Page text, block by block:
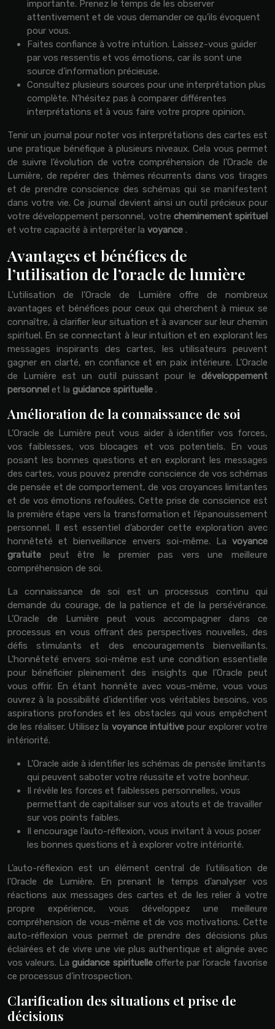
importante. Prenez le temps de les observer
attentivement et de vous demander ce qu’ils évoquent
pour vous.
Faites confiance à votre intuition. Laissez-vous guider
par vos ressentis et vos émotions, car ils sont une
source d’information précieuse.
Consultez plusieurs sources pour une interprétation plus
complète. N’hésitez pas à comparer différentes
interprétations et à vous faire votre propre opinion.
Tenir un journal pour noter vos interprétations des cartes est
une pratique bénéfique à plusieurs niveaux. Cela vous permet
de suivre l’évolution de votre compréhension de l’Oracle de
Lumière, de repérer des thèmes récurrents dans vos tirages
et de prendre conscience des schémas qui se manifestent
dans votre vie. Ce journal devient ainsi un outil précieux pour
votre développement personnel, votre cheminement spirituel
et votre capacité à interpréter la voyance .
Avantages et bénéfices de
l’utilisation de l’oracle de lumière
L’utilisation de l’Oracle de Lumière offre de nombreux
avantages et bénéfices pour ceux qui cherchent à mieux se
connaître, à clarifier leur situation et à avancer sur leur chemin
spirituel. En se connectant à leur intuition et en explorant les
messages inspirants des cartes, les utilisateurs peuvent
gagner en clarté, en confiance et en paix intérieure. L’Oracle
de Lumière est un outil puissant pour le développement
personnel et la guidance spirituelle .
Amélioration de la connaissance de soi
L’Oracle de Lumière peut vous aider à identifier vos forces,
vos faiblesses, vos blocages et vos potentiels. En vous
posant les bonnes questions et en explorant les messages
des cartes, vous pouvez prendre conscience de vos schémas
de pensée et de comportement, de vos croyances limitantes
et de vos émotions refoulées. Cette prise de conscience est
la première étape vers la transformation et l’épanouissement
personnel. Il est essentiel d’aborder cette exploration avec
honnêteté et bienveillance envers soi-même. La voyance
gratuite peut être le premier pas vers une meilleure
compréhension de soi.
La connaissance de soi est un processus continu qui
demande du courage, de la patience et de la persévérance.
L’Oracle de Lumière peut vous accompagner dans ce
processus en vous offrant des perspectives nouvelles, des
défis stimulants et des encouragements bienveillants.
L’honnêteté envers soi-même est une condition essentielle
pour bénéficier pleinement des insights que l’Oracle peut
vous offrir. En étant honnête avec vous-même, vous vous
ouvrez à la possibilité d’identifier vos véritables besoins, vos
aspirations profondes et les obstacles qui vous empêchent
de les réaliser. Utilisez la voyance intuitivepour explorer votre
intériorité.
L’Oracle aide à identifier les schémas de pensée limitants
qui peuvent saboter votre réussite et votre bonheur.
Il révèle les forces et faiblesses personnelles, vous
permettant de capitaliser sur vos atouts et de travailler
sur vos points faibles.
Il encourage l’auto-réflexion, vous invitant à vous poser
les bonnes questions et à explorer votre intériorité.
L’auto-réflexion est un élément central de l’utilisation de
l’Oracle de Lumière. En prenant le temps d’analyser vos
réactions aux messages des cartes et de les relier à votre
propre expérience, vous développez une meilleure
compréhension de vous-même et de vos motivations. Cette
auto-réflexion vous permet de prendre des décisions plus
éclairées et de vivre une vie plus authentique et alignée avec
vos valeurs. Laguidance spirituelle offerte par l’oracle favorise
ce processus d’introspection.
Clarification des situations et prise de
décisions